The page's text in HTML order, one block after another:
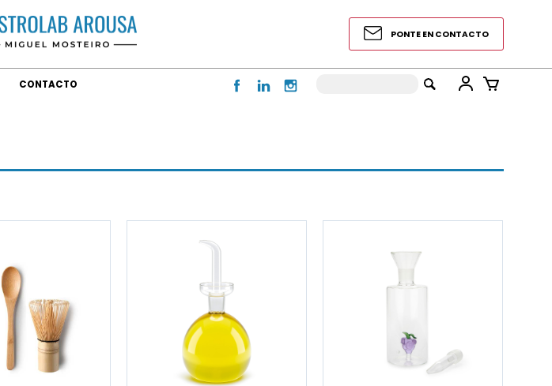
PONTE EN CONTACTO
CONTACTO